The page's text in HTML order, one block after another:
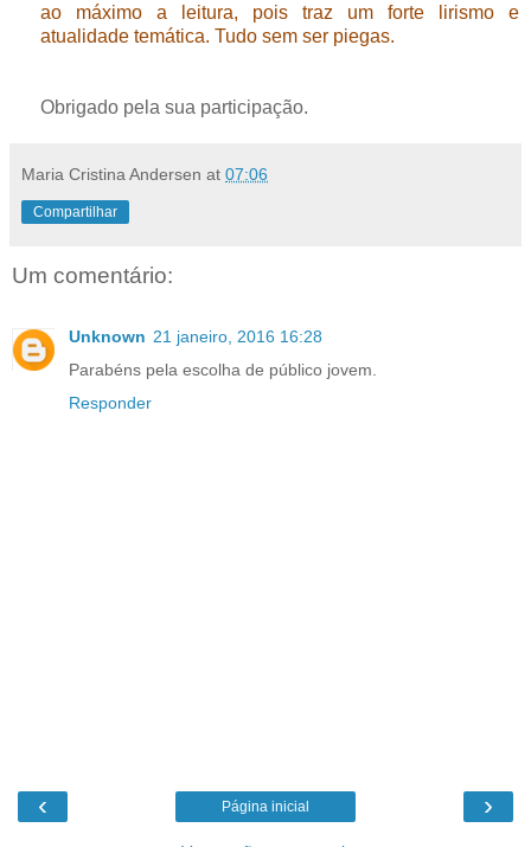
ao máximo a leitura, pois traz um forte lirismo e
atualidade temática. Tudo sem ser piegas.
Obrigado pela sua participação.
Maria Cristina Andersen at 07:06
Compartilhar
Um comentário:
Unknown 21 janeiro, 2016 16:28
Parabéns pela escolha de público jovem.
Responder
‹ ›
Página inicial